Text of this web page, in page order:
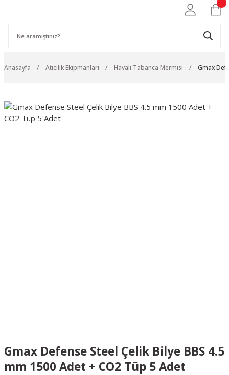
Anasayfa Atıcılık Ekipmanları Havalı Tabanca Mermisi Gmax
Gmax Defense Steel Çelik Bilye BBS 4.5
mm 1500 Adet + CO2 Tüp 5 Adet